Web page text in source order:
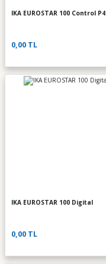
IKA EUROSTAR 100 Control P4
0,00 TL
IKA EUROSTAR 100 Digital
0,00 TL